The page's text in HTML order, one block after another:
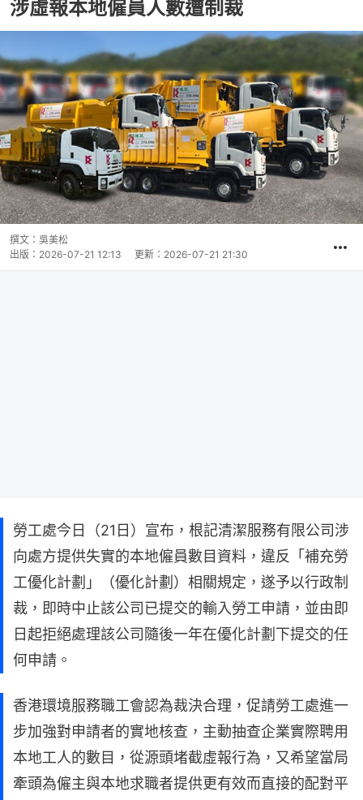
涉虛報本地僱員人數遭制裁
撰文： 吳美松
出版： 2026-07-21 12:13 更新： 2026-07-21 21:30
勞工處今日（21日）宣布，根記清潔服務有限公司涉
向處方提供失實的本地僱員數目資料，違反「補充勞
工優化計劃」（優化計劃）相關規定，遂予以行政制
裁，即時中止該公司已提交的輸入勞工申請，並由即
日起拒絕處理該公司隨後一年在優化計劃下提交的任
何申請。
香港環境服務職工會認為裁決合理，促請勞工處進一
步加強對申請者的實地核查，主動抽查企業實際聘用
本地工人的數目，從源頭堵截虛報行為，又希望當局
牽頭為僱主與本地求職者提供更有效而直接的配對平